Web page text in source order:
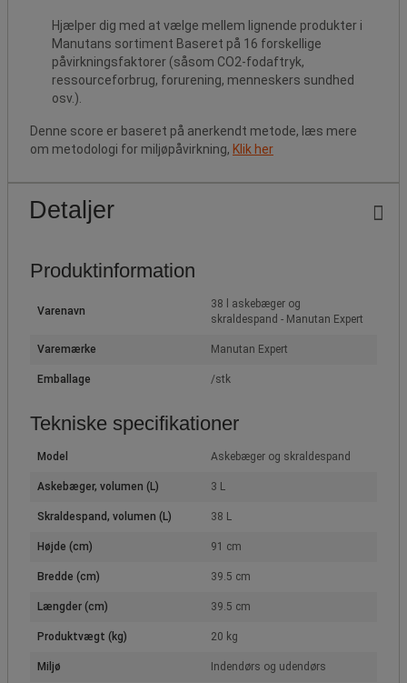
Hjælper dig med at vælge mellem lignende produkter i
Manutans sortiment Baseret på 16 forskellige
påvirkningsfaktorer (såsom CO2-fodaftryk,
ressourceforbrug, forurening, menneskers sundhed
osv.).
Denne score er baseret på anerkendt metode, læs mere
om metodologi for miljøpåvirkning, Klik her
Detaljer
Produktinformation
Varenavn
38 l askebæger og
skraldespand - Manutan Expert
Varemærke Manutan Expert
Emballage /stk
Tekniske specifikationer
Model Askebæger og skraldespand
Askebæger, volumen (L) 3 L
Skraldespand, volumen (L) 38 L
Højde (cm) 91 cm
Bredde (cm) 39.5 cm
Længder (cm) 39.5 cm
Produktvægt (kg) 20 kg
Miljø Indendørs og udendørs